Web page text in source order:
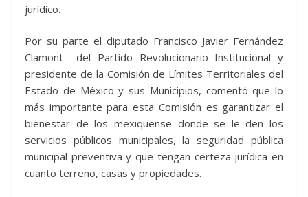
jurídico.
Por su parte el diputado Francisco Javier Fernández
Clamont del Partido Revolucionario Institucional y
presidente de la Comisión de Límites Territoriales del
Estado de México y sus Municipios, comentó que lo
más importante para esta Comisión es garantizar el
bienestar de los mexiquense donde se le den los
servicios públicos municipales, la seguridad pública
municipal preventiva y que tengan certeza jurídica en
cuanto terreno, casas y propiedades.